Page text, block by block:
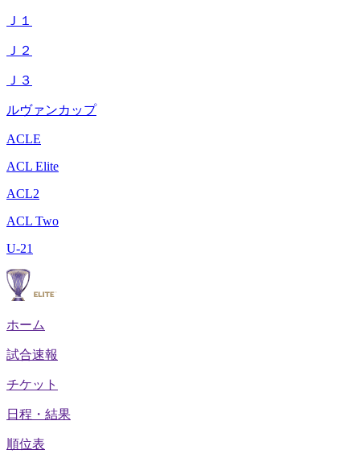
Ｊ１
Ｊ２
Ｊ３
ルヴァンカップ
ACLE
ACL Elite
ACL2
ACL Two
U-21
ホーム
試合速報
チケット
日程・結果
順位表